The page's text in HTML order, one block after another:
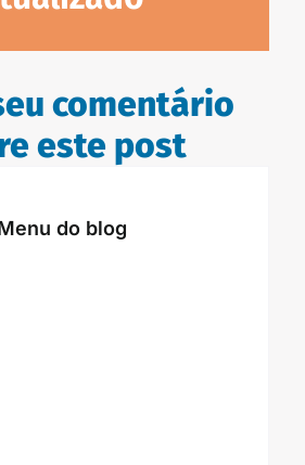
comentário
este post
do blog